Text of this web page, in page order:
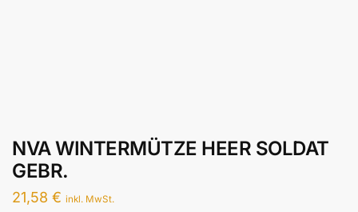
NVA WINTERMÜTZE HEER SOLDAT
GEBR.
21,58 € inkl. MwSt.